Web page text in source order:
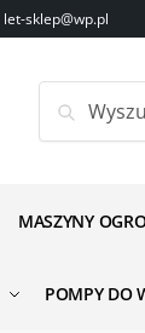
let-sklep@wp.pl
MASZYNY
POMPY DO